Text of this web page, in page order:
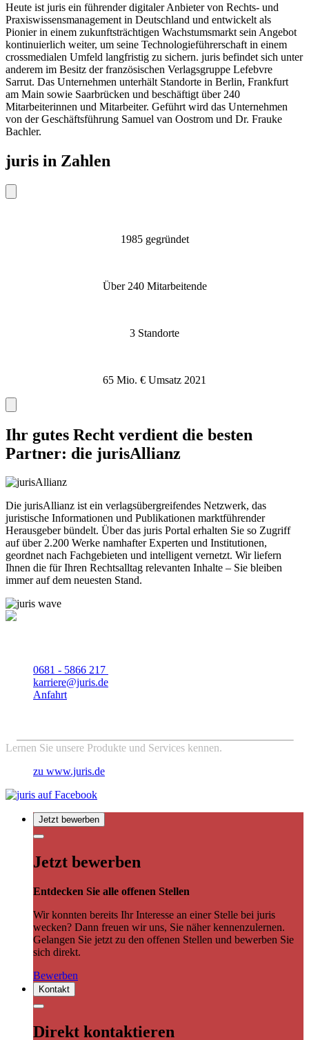
Heute ist juris ein führender digitaler Anbieter von Rechts- und
Praxiswissensmanagement in Deutschland und entwickelt als
Pionier in einem zukunftsträchtigen Wachstumsmarkt sein Angebot
kontinuierlich weiter, um seine Technologieführerschaft in einem
crossmedialen Umfeld langfristig zu sichern. juris befindet sich unter
anderem im Besitz der französischen Verlagsgruppe Lefebvre
Sarrut. Das Unternehmen unterhält Standorte in Berlin, Frankfurt
am Main sowie Saarbrücken und beschäftigt über 240
Mitarbeiterinnen und Mitarbeiter. Geführt wird das Unternehmen
von der Geschäftsführung Samuel van Oostrom und Dr. Frauke
Bachler.
juris in Zahlen
1985 gegründet
Über 240 Mitarbeitende
3 Standorte
65 Mio. € Umsatz 2021
Ihr gutes Recht verdient die besten
Partner: die jurisAllianz
Die jurisAllianz ist ein verlagsübergreifendes Netzwerk, das
juristische Informationen und Publikationen marktführender
Herausgeber bündelt. Über das juris Portal erhalten Sie so Zugriff
auf über 2.200 Werke namhafter Experten und Institutionen,
geordnet nach Fachgebieten und intelligent vernetzt. Wir liefern
Ihnen die für Ihren Rechtsalltag relevanten Inhalte – Sie bleiben
immer auf dem neuesten Stand.
0681 - 5866 217
karriere@juris.de
Anfahrt
Lernen Sie unsere Produkte und Services kennen.
zu www.juris.de
Jetzt bewerben
Jetzt bewerben
Entdecken Sie alle offenen Stellen
Wir konnten bereits Ihr Interesse an einer Stelle bei juris
wecken? Dann freuen wir uns, Sie näher kennenzulernen.
Gelangen Sie jetzt zu den offenen Stellen und bewerben Sie
sich direkt.
Bewerben
Kontakt
Direkt kontaktieren